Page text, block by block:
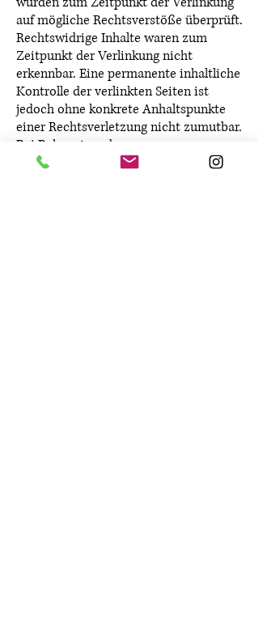
auf mögliche Rechtsverstöße überprüft.
Rechtswidrige Inhalte waren zum
Zeitpunkt der Verlinkung nicht
erkennbar. Eine permanente inhaltliche
Kontrolle der verlinkten Seiten ist
jedoch ohne konkrete Anhaltspunkte
einer Rechtsverletzung nicht zumutbar.
Bei Bekanntwerden von
Rechtsverletzungen werden wir